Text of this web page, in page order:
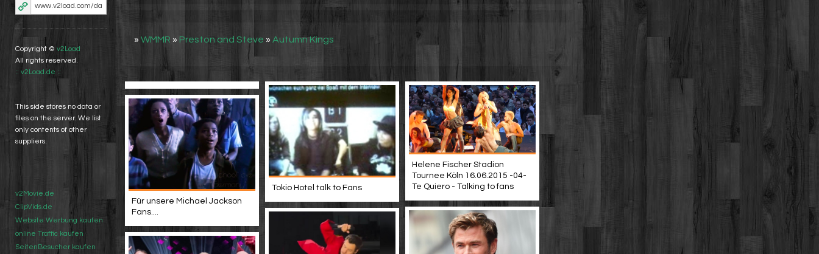
Copyright © v2Load
All rights reserved.
:: v2Load.de ::
This side stores no data or
files on the server. We list
only contents of other
suppliers.
v2Movie.de
ClipVids.de
Website Werbung kaufen
online Traffic kaufen
SeitenBesucher kaufen
» WMMR » Preston and Steve » Autumn Kings
Tokio Hotel talk to Fans
Helene Fischer Stadion
Tournee Köln 16.06.2015 -04-
Te Quiero - Talking to fans
Für unsere Michael Jackson
Fans....